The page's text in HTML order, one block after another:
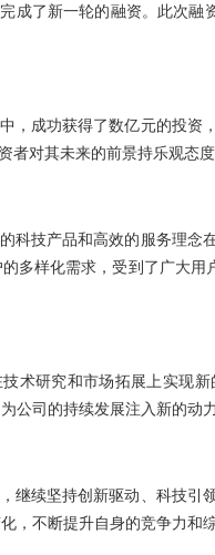
成了新一轮的融资。此次
，成功获得了数亿元的投
对其未来的前景持乐观态度
科技产品和高效的服务理
多样化需求，受到了广大
术研究和市场拓展上实现
公司的持续发展注入新的动力
继续坚持创新驱动、科技
，不断提升自身的竞争力和